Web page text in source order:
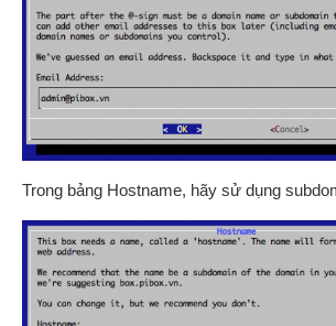
Trong bảng Hostname, hãy sử dụng